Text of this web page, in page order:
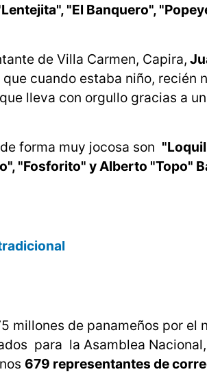
"El Banquero",
de Villa Carmen, Capira,
cuando estaba niño, recién
lleva con orgullo gracias a
forma muy jocosa son
"Fosforito" y Alberto "Topo"
millones de panameños por
para la Asamblea
679 representantes de